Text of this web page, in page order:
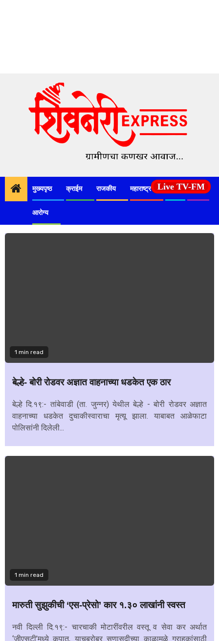
मुख्यपृष्ठ क्राईम राजकीय महाराष्ट्र देश कृषी
आरोग्य
Live TV-FM
Day:September 19, 2025
1 min read
बेल्हे- बोरी रोडवर अज्ञात वाहनाच्या धडकेत एक ठार
बेल्हे दि.१९:- तांबेवाडी (ता. जुन्नर) येथील बेल्हे - बोरी रोडवर अज्ञात
वाहनाच्या धडकेत दुचाकीस्वाराचा मृत्यू झाला. याबाबत आळेफाटा
पोलिसांनी दिलेली...
1 min read
मारुती सुझुकीची ‘एस-प्रेसो’ कार १.३० लाखांनी स्वस्त
नवी दिल्ली दि.१९:- चारचाकी मोटारींवरील वस्तू व सेवा कर अर्थात
‘जीएसटी’मध्ये कपात, याचबरोबर सणासुदीच्या काळामुळे ग्राहकांसाठी